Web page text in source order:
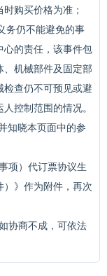
购买价格为准；
务仍不能避免的事
心的责任，该事件包
机械部件及固定部
查仍不可预见或避
控制范围的情况。
知晓本页面中的参
项）代订票协议生
》作为附件，再次
协商不成，可依法